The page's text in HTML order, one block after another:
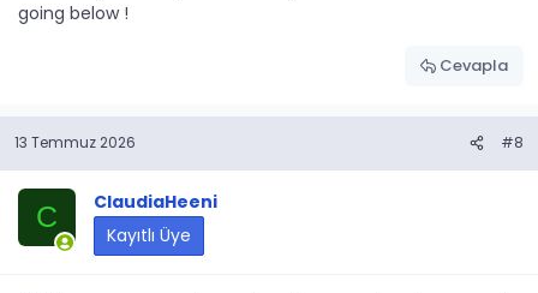
going below !
Cevapla
13 Temmuz 2026 #8
C
ClaudiaHeeni
Kayıtlı Üye